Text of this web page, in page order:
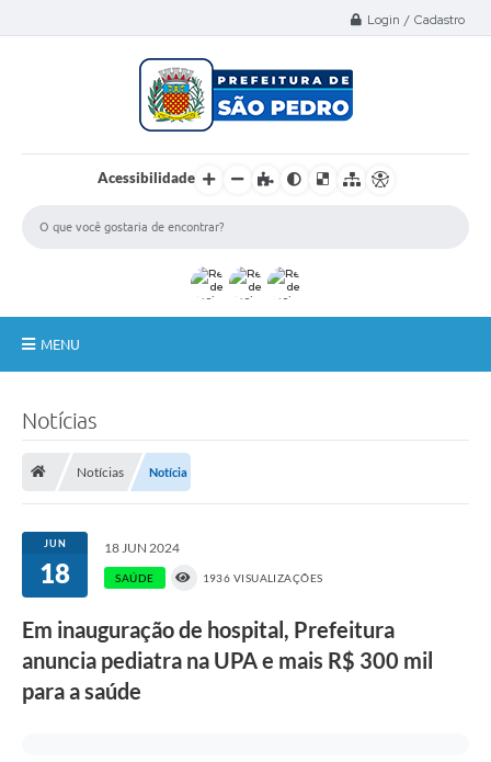
Login / Cadastro
Acessibilidade
MENU
Secretarias
Carta de Serviços
Queimada é crime! Denuncie!
Protocolo - Instruções e modelos de requerimentos
Notícias
Notícias Notícia
JUN
18
18 JUN 2024
SAÚDE 1936 VISUALIZAÇÕES
Em inauguração de hospital, Prefeitura
anuncia pediatra na UPA e mais R$ 300 mil
para a saúde